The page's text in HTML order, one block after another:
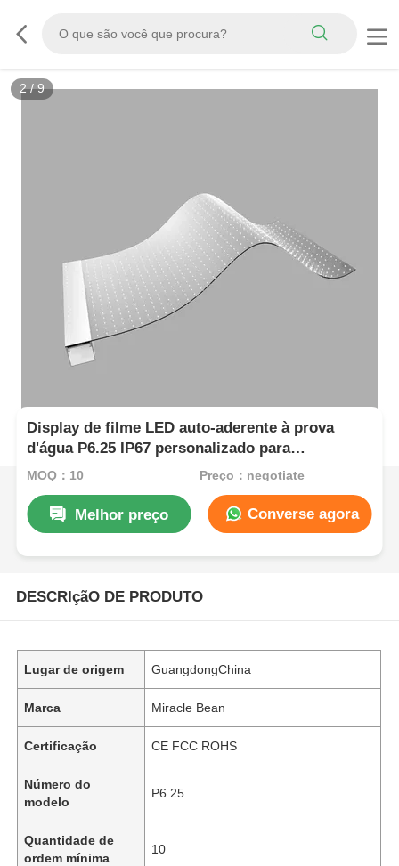
3/9
Display de filme LED auto-aderente à prova
d'água P6.25 IP67 personalizado para
publicidade de janelas de vidro
MOQ：10 Preço：negotiate
Melhor preço Converse agora
DESCRIçãO DE PRODUTO
Lugar de origem GuangdongChina
Marca Miracle Bean
Certificação CE FCC ROHS
Número do
modelo
P6.25
Quantidade de
ordem mínima
10